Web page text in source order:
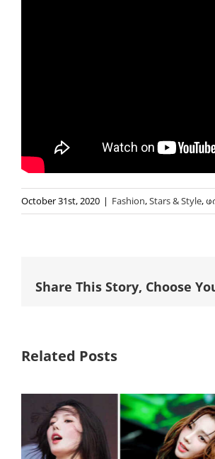
October 31st, 2020 | Fashion,Stars & Style,ဖ
Share This Story, Choose
Related Posts